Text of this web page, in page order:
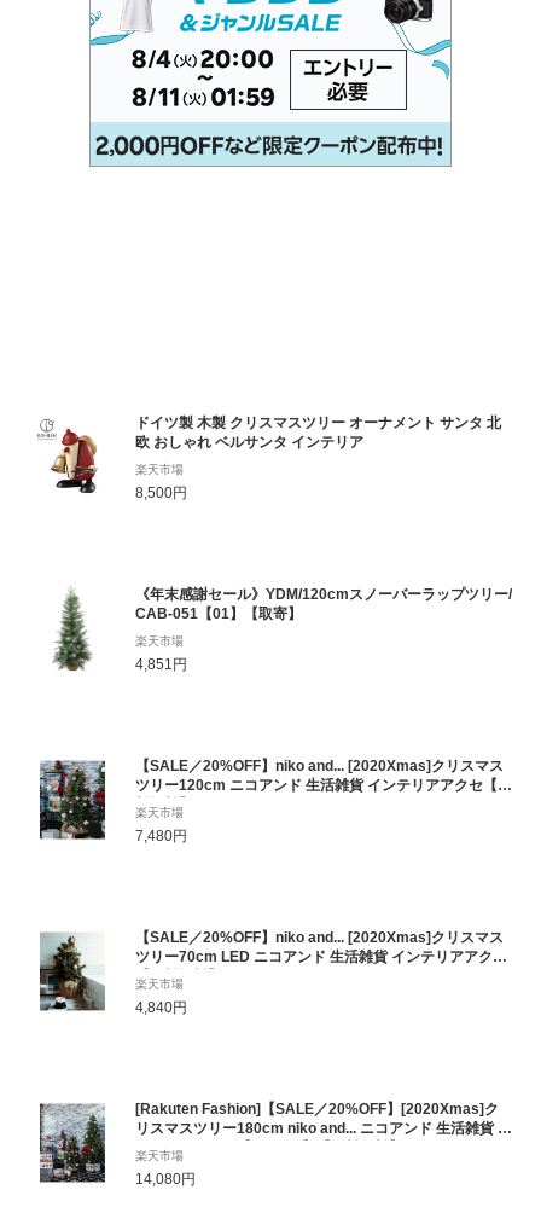
ドイツ製 木製 クリスマスツリー オーナメント サンタ 北
欧 おしゃれ ベルサンタ インテリア
楽天市場
8,500円
《年末感謝セール》YDM/120cmスノーバーラップツリー/
CAB-051【01】【取寄】
楽天市場
4,851円
【SALE／20%OFF】niko and... [2020Xmas]クリスマス
ツリー120cm ニコアンド 生活雑貨 インテリアアクセ【送
料無料】
楽天市場
7,480円
【SALE／20%OFF】niko and... [2020Xmas]クリスマス
ツリー70cm LED ニコアンド 生活雑貨 インテリアアクセ
【送料無料】
楽天市場
4,840円
[Rakuten Fashion]【SALE／20%OFF】[2020Xmas]ク
リスマスツリー180cm niko and... ニコアンド 生活雑貨 イ
ンテリアアクセ【RBA_E】【送料無料】
楽天市場
14,080円